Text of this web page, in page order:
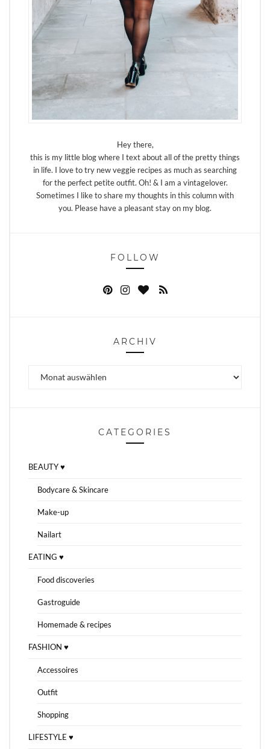
Hey there,
this is my little blog where I text about all of the pretty things
in life. I love to try new veggie recipes as much as searching
for the perfect petite outfit. Oh! & I am a vintagelover.
Sometimes I like to share my thoughts in this column with
you. Please have a pleasant stay on my blog.
FOLLOW
ARCHIV
CATEGORIES
BEAUTY ♥
Bodycare & Skincare
Make-up
Nailart
EATING ♥
Food discoveries
Gastroguide
Homemade & recipes
FASHION ♥
Accessoires
Outfit
Shopping
LIFESTYLE ♥